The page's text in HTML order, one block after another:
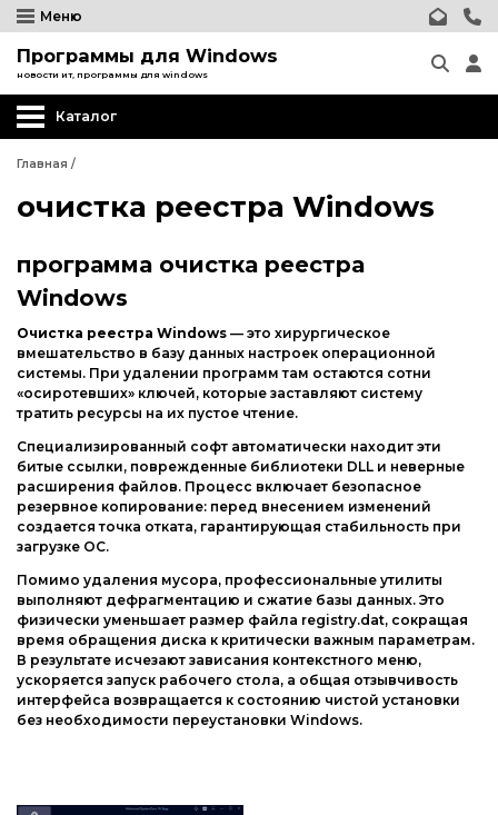
Меню
Программы для Windows
новости ит, программы для windows
Каталог
Главная /
очистка реестра Windows
программа очистка реестра
Windows
Очистка реестра Windows — это хирургическое
вмешательство в базу данных настроек операционной
системы. При удалении программ там остаются сотни
«осиротевших» ключей, которые заставляют систему
тратить ресурсы на их пустое чтение.
Специализированный софт автоматически находит эти
битые ссылки, поврежденные библиотеки DLL и неверные
расширения файлов. Процесс включает безопасное
резервное копирование: перед внесением изменений
создается точка отката, гарантирующая стабильность при
загрузке ОС.
Помимо удаления мусора, профессиональные утилиты
выполняют дефрагментацию и сжатие базы данных. Это
физически уменьшает размер файла registry.dat, сокращая
время обращения диска к критически важным параметрам.
В результате исчезают зависания контекстного меню,
ускоряется запуск рабочего стола, а общая отзывчивость
интерфейса возвращается к состоянию чистой установки
без необходимости переустановки Windows.